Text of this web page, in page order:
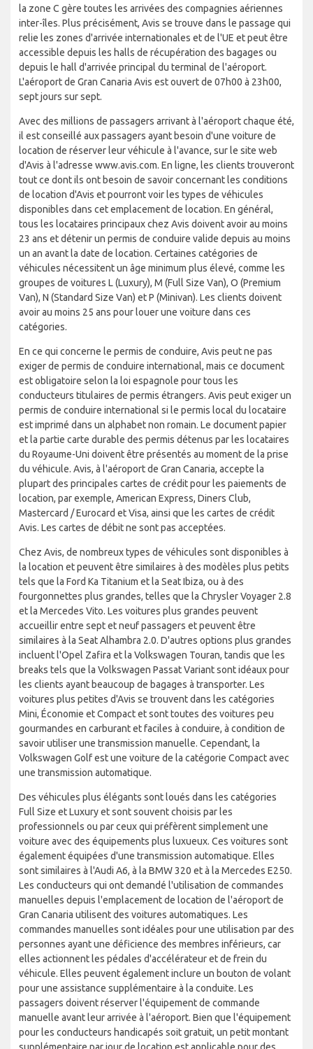
la zone C gère toutes les arrivées des compagnies aériennes
inter-îles. Plus précisément, Avis se trouve dans le passage qui
relie les zones d'arrivée internationales et de l'UE et peut être
accessible depuis les halls de récupération des bagages ou
depuis le hall d'arrivée principal du terminal de l'aéroport.
L'aéroport de Gran Canaria Avis est ouvert de 07h00 à 23h00,
sept jours sur sept.
Avec des millions de passagers arrivant à l'aéroport chaque été,
il est conseillé aux passagers ayant besoin d'une voiture de
location de réserver leur véhicule à l'avance, sur le site web
d'Avis à l'adresse www.avis.com. En ligne, les clients trouveront
tout ce dont ils ont besoin de savoir concernant les conditions
de location d'Avis et pourront voir les types de véhicules
disponibles dans cet emplacement de location. En général,
tous les locataires principaux chez Avis doivent avoir au moins
23 ans et détenir un permis de conduire valide depuis au moins
un an avant la date de location. Certaines catégories de
véhicules nécessitent un âge minimum plus élevé, comme les
groupes de voitures L (Luxury), M (Full Size Van), O (Premium
Van), N (Standard Size Van) et P (Minivan). Les clients doivent
avoir au moins 25 ans pour louer une voiture dans ces
catégories.
En ce qui concerne le permis de conduire, Avis peut ne pas
exiger de permis de conduire international, mais ce document
est obligatoire selon la loi espagnole pour tous les
conducteurs titulaires de permis étrangers. Avis peut exiger un
permis de conduire international si le permis local du locataire
est imprimé dans un alphabet non romain. Le document papier
et la partie carte durable des permis détenus par les locataires
du Royaume-Uni doivent être présentés au moment de la prise
du véhicule. Avis, à l'aéroport de Gran Canaria, accepte la
plupart des principales cartes de crédit pour les paiements de
location, par exemple, American Express, Diners Club,
Mastercard / Eurocard et Visa, ainsi que les cartes de crédit
Avis. Les cartes de débit ne sont pas acceptées.
Chez Avis, de nombreux types de véhicules sont disponibles à
la location et peuvent être similaires à des modèles plus petits
tels que la Ford Ka Titanium et la Seat Ibiza, ou à des
fourgonnettes plus grandes, telles que la Chrysler Voyager 2.8
et la Mercedes Vito. Les voitures plus grandes peuvent
accueillir entre sept et neuf passagers et peuvent être
similaires à la Seat Alhambra 2.0. D'autres options plus grandes
incluent l'Opel Zafira et la Volkswagen Touran, tandis que les
breaks tels que la Volkswagen Passat Variant sont idéaux pour
les clients ayant beaucoup de bagages à transporter. Les
voitures plus petites d'Avis se trouvent dans les catégories
Mini, Économie et Compact et sont toutes des voitures peu
gourmandes en carburant et faciles à conduire, à condition de
savoir utiliser une transmission manuelle. Cependant, la
Volkswagen Golf est une voiture de la catégorie Compact avec
une transmission automatique.
Des véhicules plus élégants sont loués dans les catégories
Full Size et Luxury et sont souvent choisis par les
professionnels ou par ceux qui préfèrent simplement une
voiture avec des équipements plus luxueux. Ces voitures sont
également équipées d'une transmission automatique. Elles
sont similaires à l'Audi A6, à la BMW 320 et à la Mercedes E250.
Les conducteurs qui ont demandé l'utilisation de commandes
manuelles depuis l'emplacement de location de l'aéroport de
Gran Canaria utilisent des voitures automatiques. Les
commandes manuelles sont idéales pour une utilisation par des
personnes ayant une déficience des membres inférieurs, car
elles actionnent les pédales d'accélérateur et de frein du
véhicule. Elles peuvent également inclure un bouton de volant
pour une assistance supplémentaire à la conduite. Les
passagers doivent réserver l'équipement de commande
manuelle avant leur arrivée à l'aéroport. Bien que l'équipement
pour les conducteurs handicapés soit gratuit, un petit montant
supplémentaire par jour de location est applicable pour des